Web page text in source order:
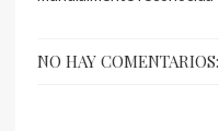
NO HAY COMENTARIOS: